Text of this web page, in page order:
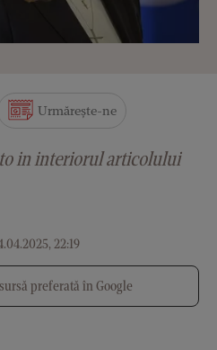
22:19
Urmărește-ne
in interiorul articolului
preferată în Google